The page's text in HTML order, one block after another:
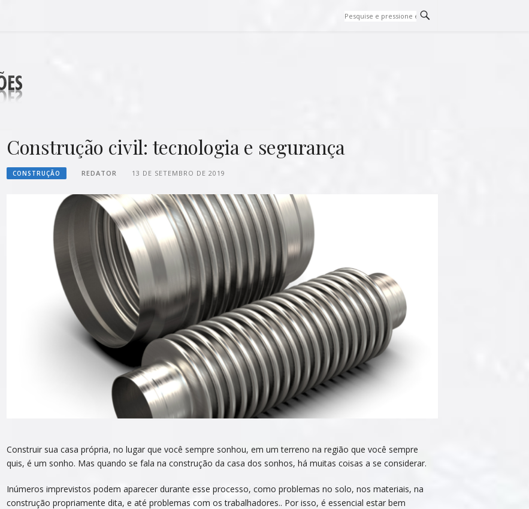
Construção civil: tecnologia e segurança
CONSTRUÇÃO REDATOR 13 DE SETEMBRO DE 2019
Construir sua casa própria, no lugar que você sempre sonhou, em um terreno na região que você sempre
quis, é um sonho. Mas quando se fala na construção da casa dos sonhos, há muitas coisas a se considerar.
Inúmeros imprevistos podem aparecer durante esse processo, como problemas no solo, nos materiais, na
construção propriamente dita, e até problemas com os trabalhadores.. Por isso, é essencial estar bem